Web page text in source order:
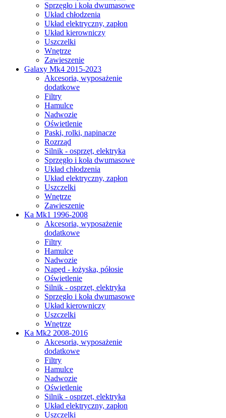
Sprzęgło i koła dwumasowe
Układ chłodzenia
Układ elektryczny, zapłon
Układ kierowniczy
Uszczelki
Wnętrze
Zawieszenie
Galaxy Mk4 2015-2023
Akcesoria, wyposażenie
dodatkowe
Filtry
Hamulce
Nadwozie
Oświetlenie
Paski, rolki, napinacze
Rozrząd
Silnik - osprzęt, elektryka
Sprzęgło i koła dwumasowe
Układ chłodzenia
Układ elektryczny, zapłon
Uszczelki
Wnętrze
Zawieszenie
Ka Mk1 1996-2008
Akcesoria, wyposażenie
dodatkowe
Filtry
Hamulce
Nadwozie
Napęd - łożyska, półosie
Oświetlenie
Silnik - osprzęt, elektryka
Sprzęgło i koła dwumasowe
Układ kierowniczy
Uszczelki
Wnętrze
Ka Mk2 2008-2016
Akcesoria, wyposażenie
dodatkowe
Filtry
Hamulce
Nadwozie
Oświetlenie
Silnik - osprzęt, elektryka
Układ elektryczny, zapłon
Uszczelki